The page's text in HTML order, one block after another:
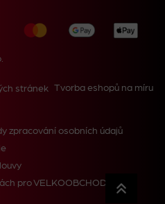
stránek Tvorba eshopů na míru
zpracování osobních údajů
pro VELKOOBCHOD